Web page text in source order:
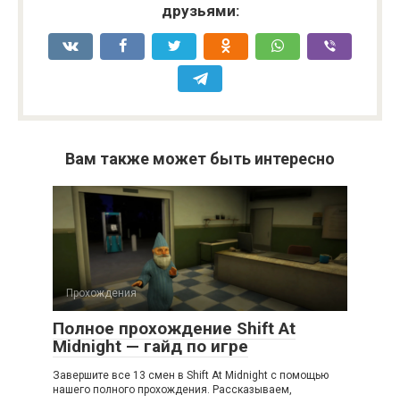
друзьями:
Вам также может быть интересно
Прохождения
Полное прохождение Shift At
Midnight — гайд по игре
Завершите все 13 смен в Shift At Midnight с помощью
нашего полного прохождения. Рассказываем,